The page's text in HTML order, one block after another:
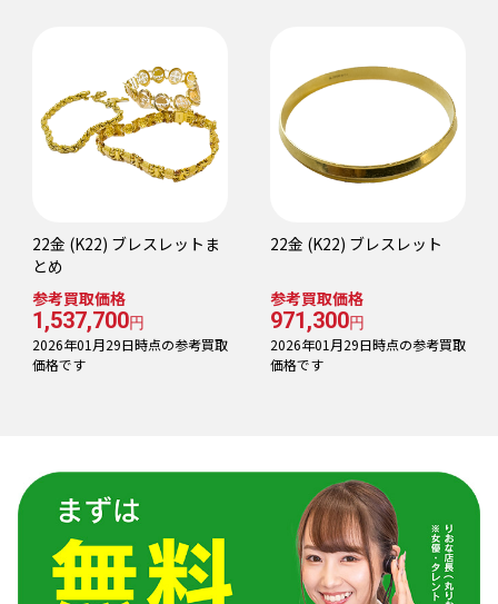
22金 (K22) ブレスレットま
とめ
参考買取価格
1,537,700円
2026年01月29日時点の参考買取
価格です
22金 (K22) ブレスレット
参考買取価格
971,300円
2026年01月29日時点の参考買取
価格です